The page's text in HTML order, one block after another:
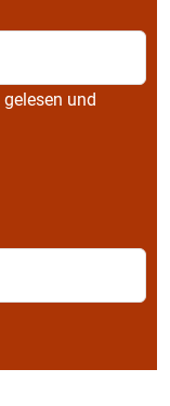
gelesen und